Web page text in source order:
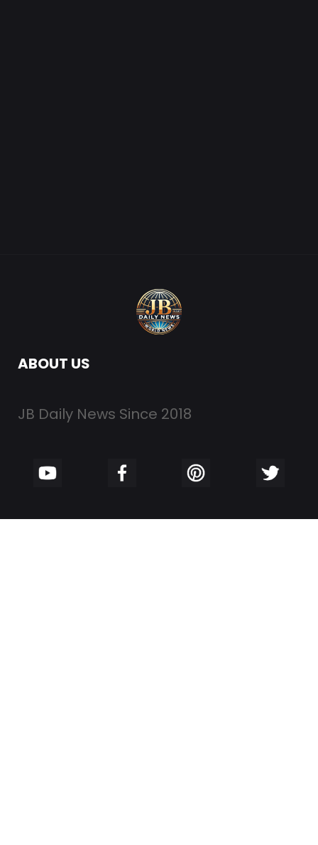
ABOUT US
JB Daily News Since 2018